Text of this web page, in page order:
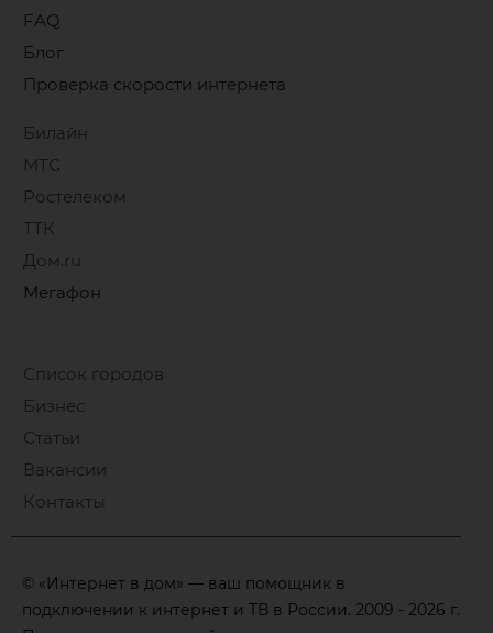
FAQ
Блог
Проверка скорости интернета
Билайн
МТС
Ростелеком
ТТК
Дом.ru
Мегафон
Список городов
Бизнес
Статьи
Вакансии
Контакты
© «Интернет в дом» — ваш помощник в
подключении к интернет и ТВ в России. 2009 - 2026 г.